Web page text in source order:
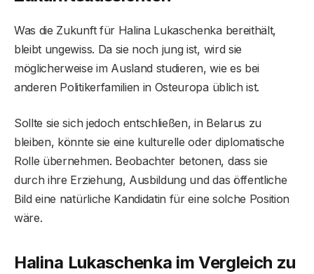
Was die Zukunft für Halina Lukaschenka bereithält,
bleibt ungewiss. Da sie noch jung ist, wird sie
möglicherweise im Ausland studieren, wie es bei
anderen Politikerfamilien in Osteuropa üblich ist.
Sollte sie sich jedoch entschließen, in Belarus zu
bleiben, könnte sie eine kulturelle oder diplomatische
Rolle übernehmen. Beobachter betonen, dass sie
durch ihre Erziehung, Ausbildung und das öffentliche
Bild eine natürliche Kandidatin für eine solche Position
wäre.
Halina Lukaschenka im Vergleich zu